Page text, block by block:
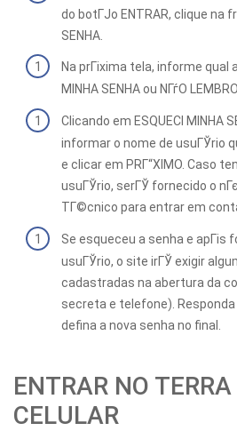
do botГЈo ENTRAR, clique na
SENHA.
Na prГіxima tela, informe qual
MINHA SENHA ou NГѓO
Clicando em ESQUECI MINHA
informar o nome de usuГЎrio
e clicar em PRГ“XIMO. Caso
usuГЎrio, serГЎ fornecido o
TГ©cnico para entrar em
Se esqueceu a senha e apГіs
usuГЎrio, o site irГЎ exigir
cadastradas na abertura da
secreta e telefone).
defina a nova senha no final.
ENTRAR NO
CELULAR